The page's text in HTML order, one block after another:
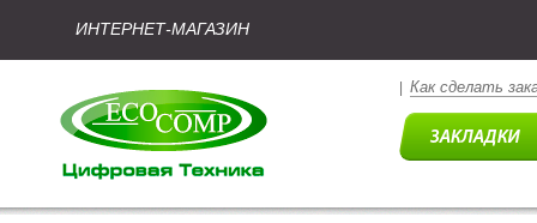
ИНТЕРНЕТ-МАГАЗИН
Как сделать